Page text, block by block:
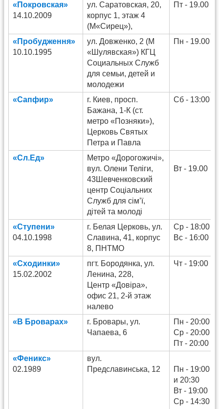
«Покровская»
14.10.2009
ул. Саратовская, 20,
корпус 1, этаж 4
(М«Сирец»),
Пт - 19.00
«Пробудження»
10.10.1995
ул. Довженко, 2 (М
«Шулявская») КГЦ
Социальных Служб
для семьи, детей и
молодежи
Пн - 19.00
«Сапфир»
г. Киев, просп.
Бажана, 1-К (ст.
метро «Позняки»),
Церковь Святых
Петра и Павла
Сб - 13:00
«Сл.Ед»
Метро «Дорогожичі»,
вул. Олени Теліги,
43Шевченковский
центр Соціальних
Служб для сім’ї,
дітей та молоді
Вт - 19.00
«Ступени»
04.10.1998
г. Белая Церковь, ул.
Славина, 41, корпус
8, ПНТМО
Ср - 18:00
Вс - 16:00
«Сходинки»
15.02.2002
пгт. Бородянка, ул.
Ленина, 228,
Центр «Довіра»,
офис 21, 2-й этаж
налево
Чт - 19:00
«В Броварах»
г. Бровары, ул.
Чапаева, 6
Пн - 20:00
Ср - 20:00
Пт - 20:00
«Феникс»
02.1989
вул.
Предславинська, 12
Пн - 19:00
и 20:30
Вт - 19:00
Ср - 14:30